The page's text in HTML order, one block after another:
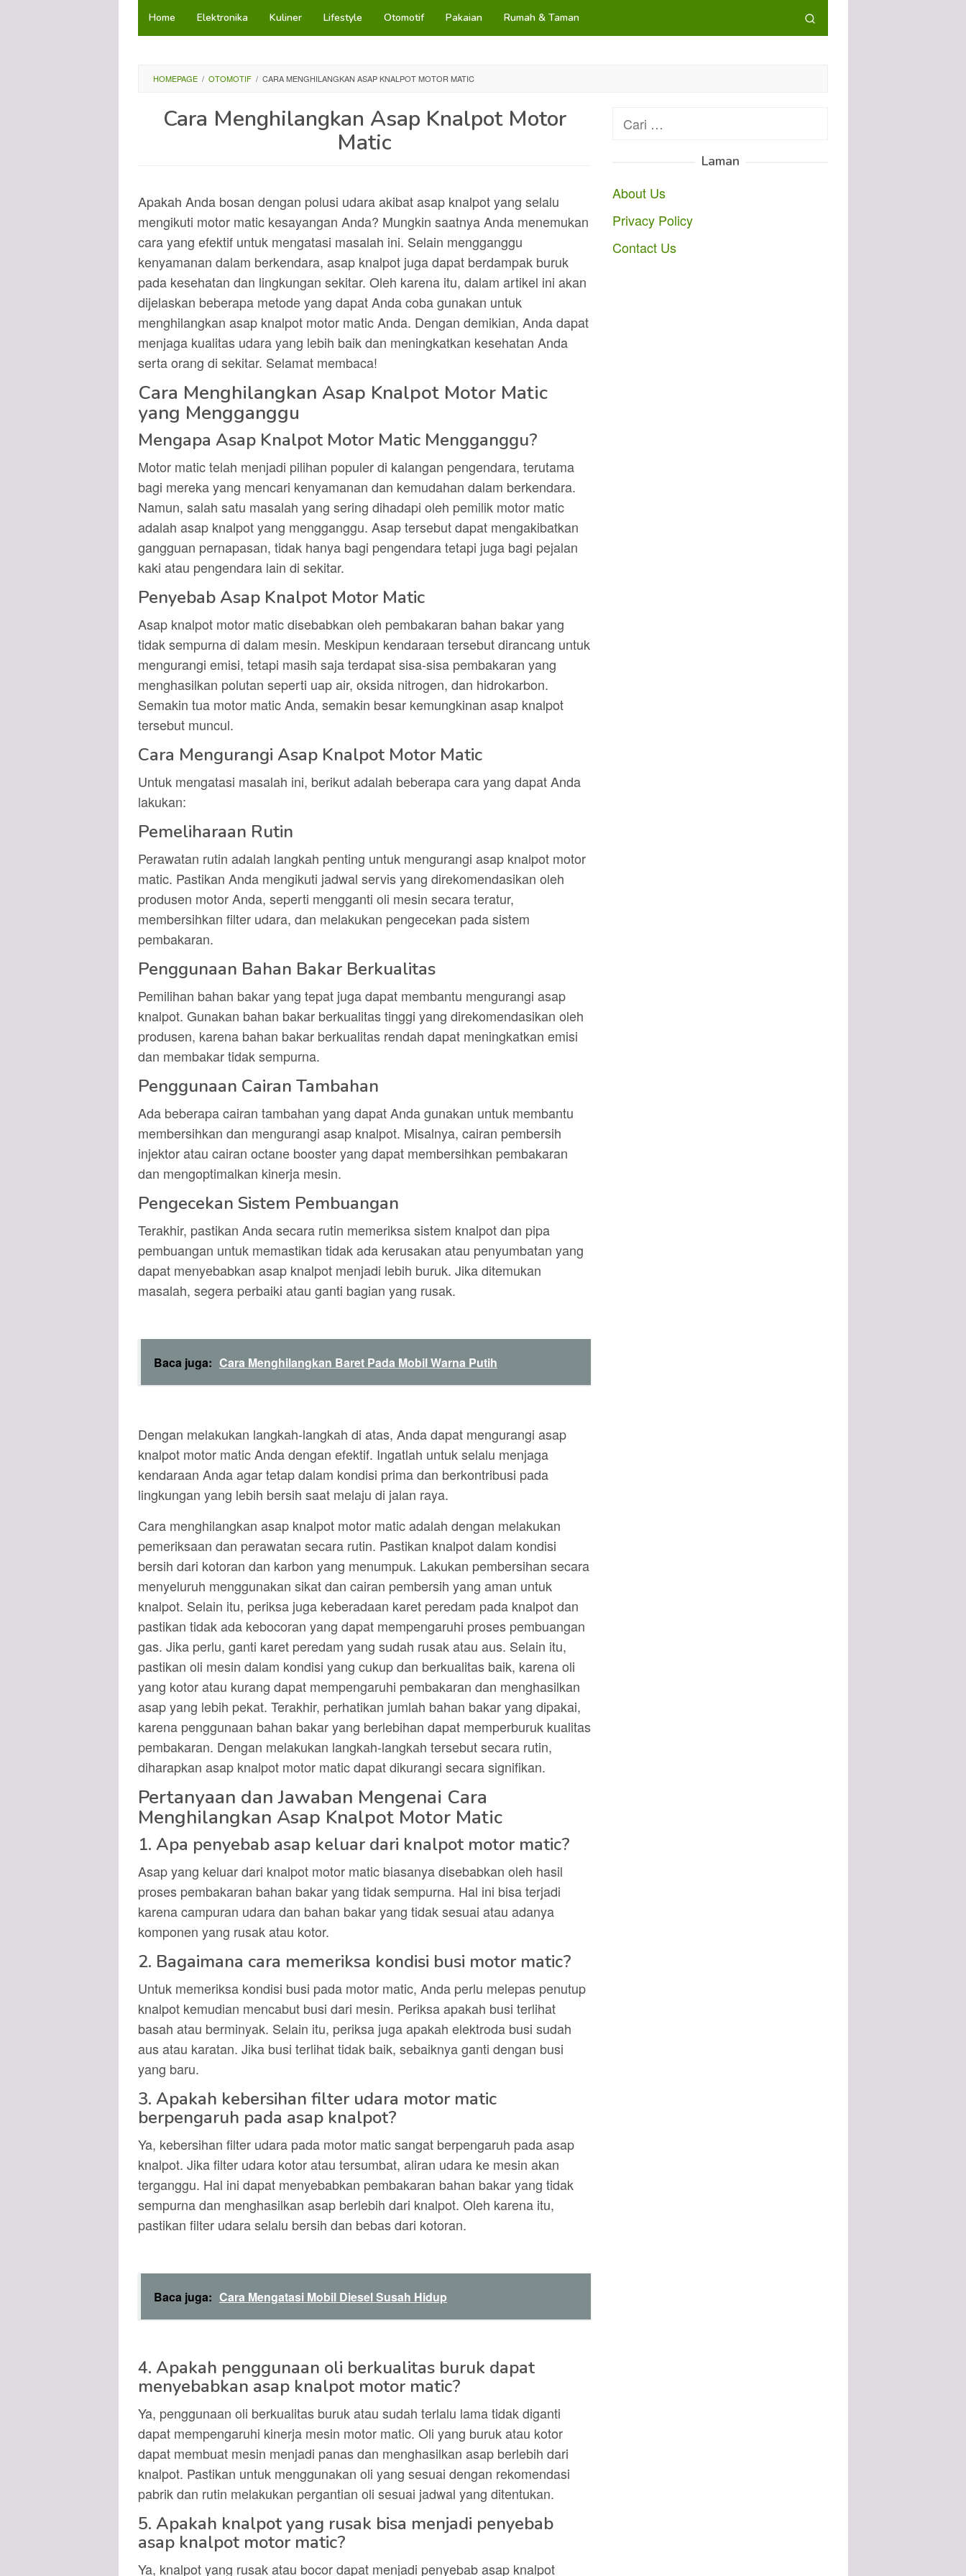
LoncatHome Elektronika Kuliner Lifestyle Otomotif Pakaian Rumah & Taman
HOMEPAGE / OTOMOTIF / CARA MENGHILANGKAN ASAP KNALPOT MOTOR MATIC
Cara Menghilangkan Asap Knalpot Motor
Matic
Apakah Anda bosan dengan polusi udara akibat asap knalpot yang selalu
mengikuti motor matic kesayangan Anda? Mungkin saatnya Anda menemukan
cara yang efektif untuk mengatasi masalah ini. Selain mengganggu
kenyamanan dalam berkendara, asap knalpot juga dapat berdampak buruk
pada kesehatan dan lingkungan sekitar. Oleh karena itu, dalam artikel ini akan
dijelaskan beberapa metode yang dapat Anda coba gunakan untuk
menghilangkan asap knalpot motor matic Anda. Dengan demikian, Anda dapat
menjaga kualitas udara yang lebih baik dan meningkatkan kesehatan Anda
serta orang di sekitar. Selamat membaca!
Cara Menghilangkan Asap Knalpot Motor Matic
yang Mengganggu
Mengapa Asap Knalpot Motor Matic Mengganggu?
Motor matic telah menjadi pilihan populer di kalangan pengendara, terutama
bagi mereka yang mencari kenyamanan dan kemudahan dalam berkendara.
Namun, salah satu masalah yang sering dihadapi oleh pemilik motor matic
adalah asap knalpot yang mengganggu. Asap tersebut dapat mengakibatkan
gangguan pernapasan, tidak hanya bagi pengendara tetapi juga bagi pejalan
kaki atau pengendara lain di sekitar.
Penyebab Asap Knalpot Motor Matic
Asap knalpot motor matic disebabkan oleh pembakaran bahan bakar yang
tidak sempurna di dalam mesin. Meskipun kendaraan tersebut dirancang untuk
mengurangi emisi, tetapi masih saja terdapat sisa-sisa pembakaran yang
menghasilkan polutan seperti uap air, oksida nitrogen, dan hidrokarbon.
Semakin tua motor matic Anda, semakin besar kemungkinan asap knalpot
tersebut muncul.
Cara Mengurangi Asap Knalpot Motor Matic
Untuk mengatasi masalah ini, berikut adalah beberapa cara yang dapat Anda
lakukan:
Pemeliharaan Rutin
Perawatan rutin adalah langkah penting untuk mengurangi asap knalpot motor
matic. Pastikan Anda mengikuti jadwal servis yang direkomendasikan oleh
produsen motor Anda, seperti mengganti oli mesin secara teratur,
membersihkan filter udara, dan melakukan pengecekan pada sistem
pembakaran.
Penggunaan Bahan Bakar Berkualitas
Pemilihan bahan bakar yang tepat juga dapat membantu mengurangi asap
knalpot. Gunakan bahan bakar berkualitas tinggi yang direkomendasikan oleh
produsen, karena bahan bakar berkualitas rendah dapat meningkatkan emisi
dan membakar tidak sempurna.
Penggunaan Cairan Tambahan
Ada beberapa cairan tambahan yang dapat Anda gunakan untuk membantu
membersihkan dan mengurangi asap knalpot. Misalnya, cairan pembersih
injektor atau cairan octane booster yang dapat membersihkan pembakaran
dan mengoptimalkan kinerja mesin.
Pengecekan Sistem Pembuangan
Terakhir, pastikan Anda secara rutin memeriksa sistem knalpot dan pipa
pembuangan untuk memastikan tidak ada kerusakan atau penyumbatan yang
dapat menyebabkan asap knalpot menjadi lebih buruk. Jika ditemukan
masalah, segera perbaiki atau ganti bagian yang rusak.
Baca juga: Cara Menghilangkan Baret Pada Mobil Warna Putih
Dengan melakukan langkah-langkah di atas, Anda dapat mengurangi asap
knalpot motor matic Anda dengan efektif. Ingatlah untuk selalu menjaga
kendaraan Anda agar tetap dalam kondisi prima dan berkontribusi pada
lingkungan yang lebih bersih saat melaju di jalan raya.
Cara menghilangkan asap knalpot motor matic adalah dengan melakukan
pemeriksaan dan perawatan secara rutin. Pastikan knalpot dalam kondisi
bersih dari kotoran dan karbon yang menumpuk. Lakukan pembersihan secara
menyeluruh menggunakan sikat dan cairan pembersih yang aman untuk
knalpot. Selain itu, periksa juga keberadaan karet peredam pada knalpot dan
pastikan tidak ada kebocoran yang dapat mempengaruhi proses pembuangan
gas. Jika perlu, ganti karet peredam yang sudah rusak atau aus. Selain itu,
pastikan oli mesin dalam kondisi yang cukup dan berkualitas baik, karena oli
yang kotor atau kurang dapat mempengaruhi pembakaran dan menghasilkan
asap yang lebih pekat. Terakhir, perhatikan jumlah bahan bakar yang dipakai,
karena penggunaan bahan bakar yang berlebihan dapat memperburuk kualitas
pembakaran. Dengan melakukan langkah-langkah tersebut secara rutin,
diharapkan asap knalpot motor matic dapat dikurangi secara signifikan.
Pertanyaan dan Jawaban Mengenai Cara
Menghilangkan Asap Knalpot Motor Matic
1. Apa penyebab asap keluar dari knalpot motor matic?
Asap yang keluar dari knalpot motor matic biasanya disebabkan oleh hasil
proses pembakaran bahan bakar yang tidak sempurna. Hal ini bisa terjadi
karena campuran udara dan bahan bakar yang tidak sesuai atau adanya
komponen yang rusak atau kotor.
2. Bagaimana cara memeriksa kondisi busi motor matic?
Untuk memeriksa kondisi busi pada motor matic, Anda perlu melepas penutup
knalpot kemudian mencabut busi dari mesin. Periksa apakah busi terlihat
basah atau berminyak. Selain itu, periksa juga apakah elektroda busi sudah
aus atau karatan. Jika busi terlihat tidak baik, sebaiknya ganti dengan busi
yang baru.
3. Apakah kebersihan filter udara motor matic
berpengaruh pada asap knalpot?
Ya, kebersihan filter udara pada motor matic sangat berpengaruh pada asap
knalpot. Jika filter udara kotor atau tersumbat, aliran udara ke mesin akan
terganggu. Hal ini dapat menyebabkan pembakaran bahan bakar yang tidak
sempurna dan menghasilkan asap berlebih dari knalpot. Oleh karena itu,
pastikan filter udara selalu bersih dan bebas dari kotoran.
Baca juga: Cara Mengatasi Mobil Diesel Susah Hidup
4. Apakah penggunaan oli berkualitas buruk dapat
menyebabkan asap knalpot motor matic?
Ya, penggunaan oli berkualitas buruk atau sudah terlalu lama tidak diganti
dapat mempengaruhi kinerja mesin motor matic. Oli yang buruk atau kotor
dapat membuat mesin menjadi panas dan menghasilkan asap berlebih dari
knalpot. Pastikan untuk menggunakan oli yang sesuai dengan rekomendasi
pabrik dan rutin melakukan pergantian oli sesuai jadwal yang ditentukan.
5. Apakah knalpot yang rusak bisa menjadi penyebab
asap knalpot motor matic?
Ya, knalpot yang rusak atau bocor dapat menjadi penyebab asap knalpot
Cari
Laman
About Us
Privacy Policy
Contact Us